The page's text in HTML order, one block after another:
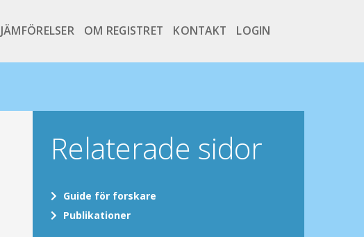
JÄMFÖRELSER OM REGISTRET KONTAKT LOGIN
Relaterade sidor
Guide för forskare
Publikationer